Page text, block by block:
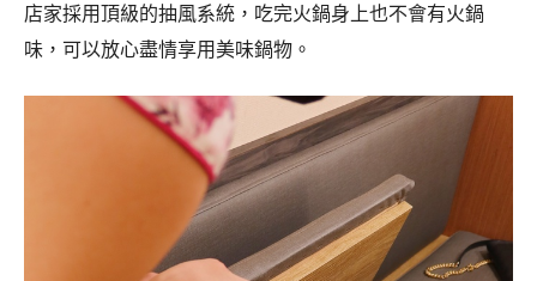
店家採用頂級的抽風系統，吃完火鍋身上也不會有火鍋
味，可以放心盡情享用美味鍋物。